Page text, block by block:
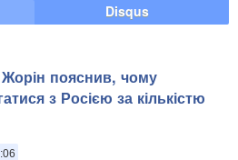
Disqus
пояснив, чому
з Росією за кількістю